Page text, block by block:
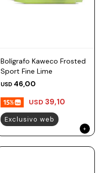
Bolígrafo Kaweco Frosted
Sport Fine Lime
USD 46,00
USD 39,10
Exclusivo web